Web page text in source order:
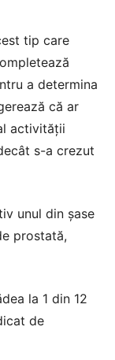
tip care
a determina
că ar
activităţii
s-a crezut
unul din şase
prostată,
la 1 din 12
de